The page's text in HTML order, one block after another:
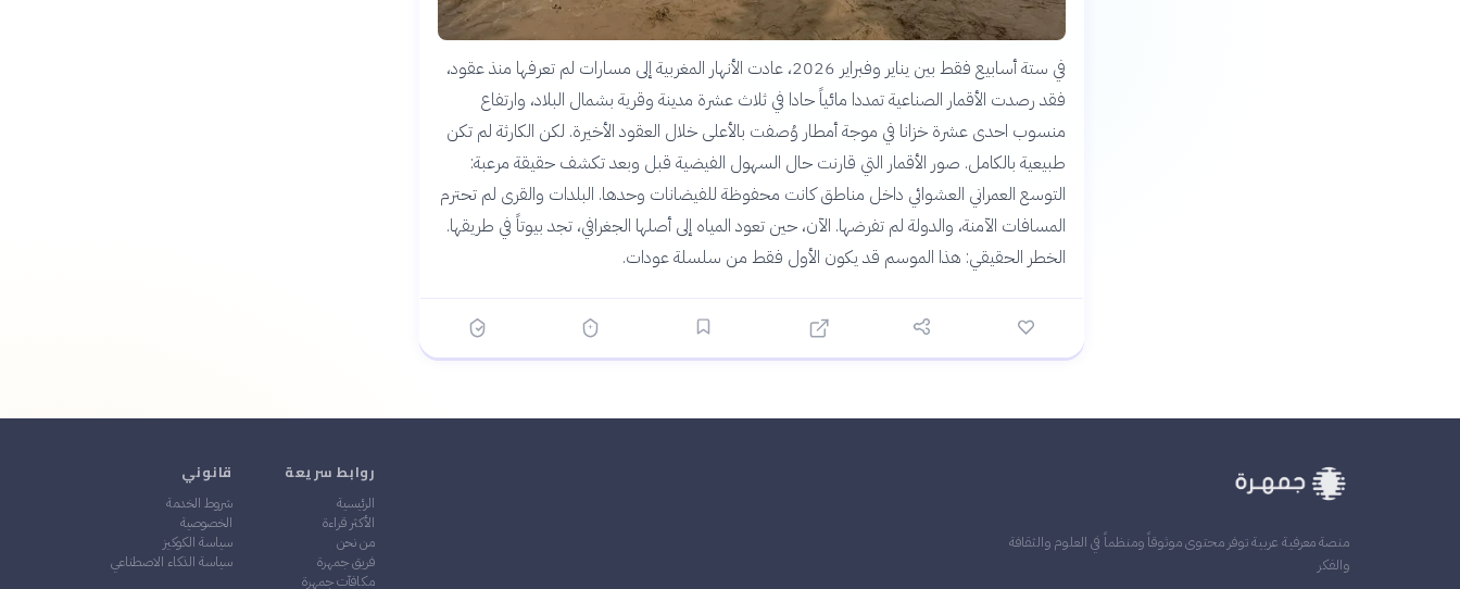
في ستة أسابيع فقط بين يناير وفبراير 2026، عادت الأنهار المغربية إلى مسارات لم تعرفها منذ عقود،
فقد رصدت الأقمار الصناعية تمددا مائياً حادا في ثلاث عشرة مدينة وقرية بشمال البلاد، وارتفاع
منسوب احدى عشرة خزانا في موجة أمطار وُصفت بالأعلى خلال العقود الأخيرة. لكن الكارثة لم تكن
طبيعية بالكامل. صور الأقمار التي قارنت حال السهول الفيضية قبل وبعد تكشف حقيقة مرعبة:
التوسع العمراني العشوائي داخل مناطق كانت محفوظة للفيضانات وحدها. البلدات والقرى لم تحترم
المسافات الآمنة، والدولة لم تفرضها. الآن، حين تعود المياه إلى أصلها الجغرافي، تجد بيوتاً في طريقها.
الخطر الحقيقي: هذا الموسم قد يكون الأول فقط من سلسلة عودات.
منصة معرفية عربية توفر محتوى موثوقاً ومنظماً في العلوم والثقافة
والفكر
روابط سريعة
الرئيسية
الأكثر قراءة
من نحن
فريق جمهرة
مكافآت جمهرة
قانوني
شروط الخدمة
الخصوصية
سياسة الكوكيز
سياسة الذكاء الاصطناعي